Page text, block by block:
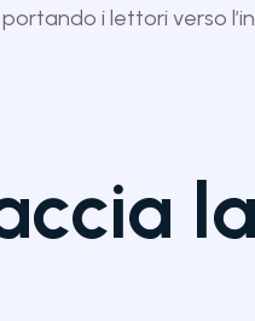
i lettori verso